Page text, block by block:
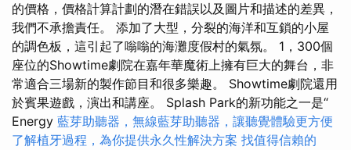
的價格，價格計算計劃的潛在錯誤以及圖片和描述的差異，
我們不承擔責任。 添加了大型，分裂的海洋和互鎖的小屋
的調色板，這引起了嗡嗡的海灘度假村的氣氛。 1，300個
座位的Showtime劇院在嘉年華魔術上擁有巨大的舞台，非
常適合三場新的製作節目和很多樂趣。 Showtime劇院還用
於賓果遊戲，演出和講座。 Splash Park的新功能之一是“
Energy 藍芽助聽器，無線藍芽助聽器，讓聽覺體驗更方便
了解植牙過程，為你提供永久性解決方案 找值得信賴的